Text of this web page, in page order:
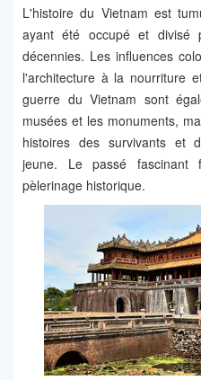
L'histoire du Vietnam est
ayant été occupé et divisé
décennies. Les influences
l'architecture à la nourriture
guerre du Vietnam sont
musées et les monuments,
histoires des survivants et
jeune. Le passé fascinant
pèlerinage historique.